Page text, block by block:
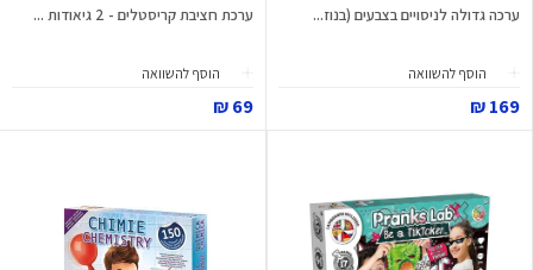
ערכה גדולה לניסויים בצבעים (בנוז...
הוסף להשוואה
169 ₪
ערכת חציבת קריסטלים - 2 גיאודות ...
הוסף להשוואה
69 ₪